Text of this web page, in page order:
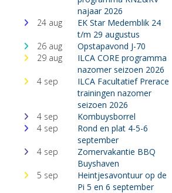
najaar 2026
24 aug
EK Star Medemblik 24
t/m 29 augustus
26 aug
Opstapavond J-70
29 aug
ILCA CORE programma
nazomer seizoen 2026
4 sep
ILCA Facultatief Prerace
trainingen nazomer
seizoen 2026
4 sep
Kombuysborrel
4 sep
Rond en plat 4-5-6
september
4 sep
Zomervakantie BBQ
Buyshaven
5 sep
Heintjesavontuur op de
Pi 5 en 6 september